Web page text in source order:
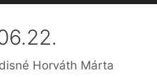
Horváth Márta